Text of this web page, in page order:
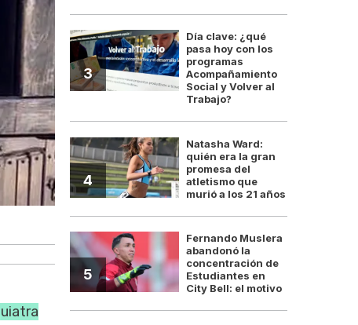
3
Día clave: ¿qué
pasa hoy con los
programas
Acompañamiento
Social y Volver al
Trabajo?
4
Natasha Ward:
quién era la gran
promesa del
atletismo que
murió a los 21 años
5
Fernando Muslera
abandonó la
concentración de
Estudiantes en
City Bell: el motivo